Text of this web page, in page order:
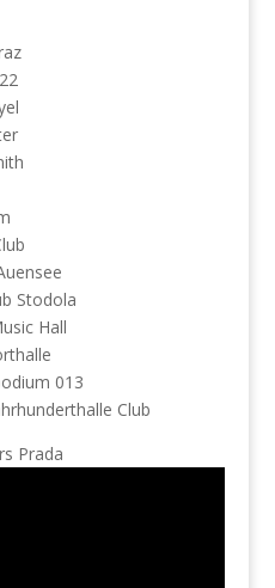
Stodola
Hall
013
Club
Prada